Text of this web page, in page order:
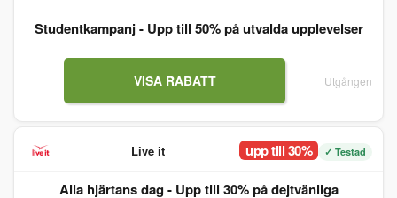
Studentkampanj - Upp till 50% på utvalda upplevelser
VISA RABATT Utgången
Live it upp till 30% ✓ Testad
Alla hjärtans dag - Upp till 30% på dejtvänliga